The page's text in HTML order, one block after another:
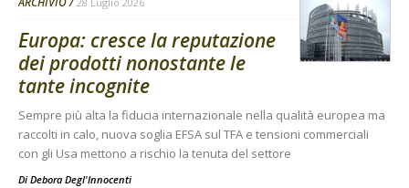
Europa: cresce la reputazione
dei prodotti nonostante le
tante incognite
Sempre più alta la fiducia internazionale nella qualità europea ma
raccolti in calo, nuova soglia EFSA sul TFA e tensioni commerciali
con gli Usa mettono a rischio la tenuta del settore
Di Debora Degl'Innocenti